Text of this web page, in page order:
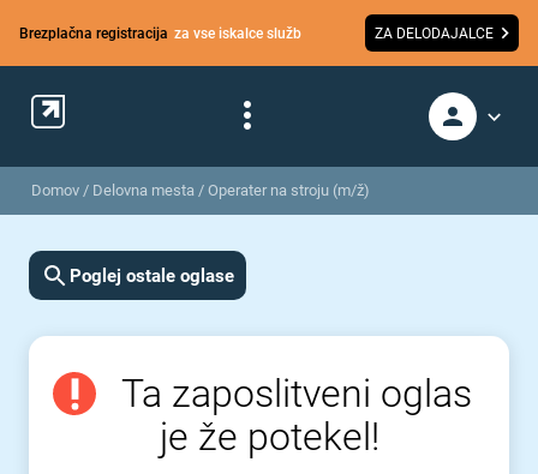
Brezplačna registracija za vse iskalce služb ZA DELODAJALCE
Domov / Delovna mesta / Operater na stroju (m/ž)
Poglej ostale oglase
Ta zaposlitveni oglas
je že potekel!